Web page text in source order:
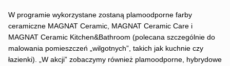
W programie wykorzystane zostaną plamoodporne farby
ceramiczne MAGNAT Ceramic, MAGNAT Ceramic Care i
MAGNAT Ceramic Kitchen&Bathroom (polecana szczególnie do
malowania pomieszczeń „wilgotnych”, takich jak kuchnie czy
łazienki). „W akcji” zobaczymy również plamoodporne, hybrydowe